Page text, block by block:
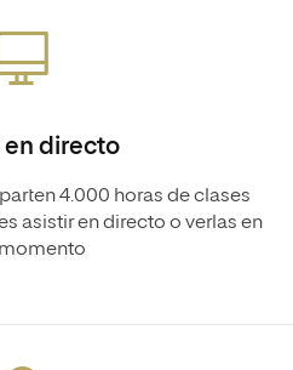
en directo
4.000 horas de clases
asistir en directo o verlas en